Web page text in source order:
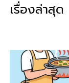
เรื่องล่าสุด